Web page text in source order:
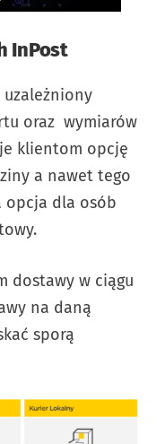
InPost
uzależniony
oraz wymiarów
klientom opcję
a nawet tego
opcja dla osób
dostawy w ciągu
na daną
sporą